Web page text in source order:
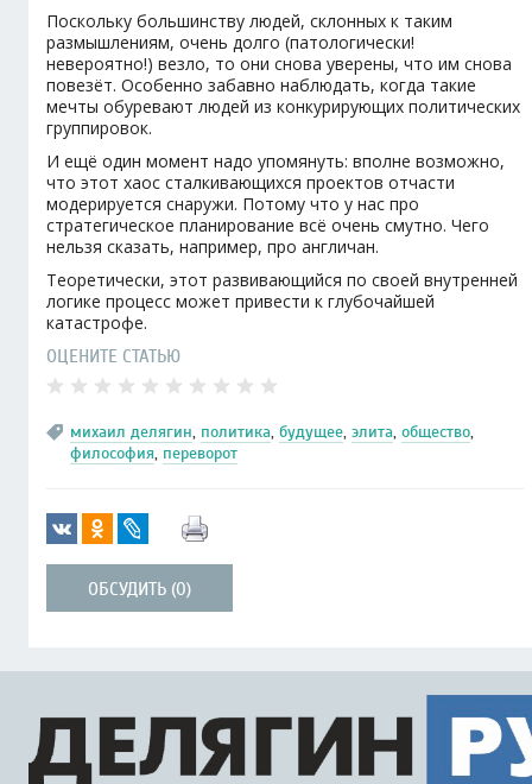
Поскольку большинству людей, склонных к таким
размышлениям, очень долго (патологически!
невероятно!) везло, то они снова уверены, что им снова
повезёт. Особенно забавно наблюдать, когда такие
мечты обуревают людей из конкурирующих политических
группировок.
И ещё один момент надо упомянуть: вполне возможно,
что этот хаос сталкивающихся проектов отчасти
модерируется снаружи. Потому что у нас про
стратегическое планирование всё очень смутно. Чего
нельзя сказать, например, про англичан.
Теоретически, этот развивающийся по своей внутренней
логике процесс может привести к глубочайшей
катастрофе.
ОЦЕНИТЕ СТАТЬЮ
михаил делягин, политика, будущее, элита, общество,
философия, переворот
ОБСУДИТЬ (0)